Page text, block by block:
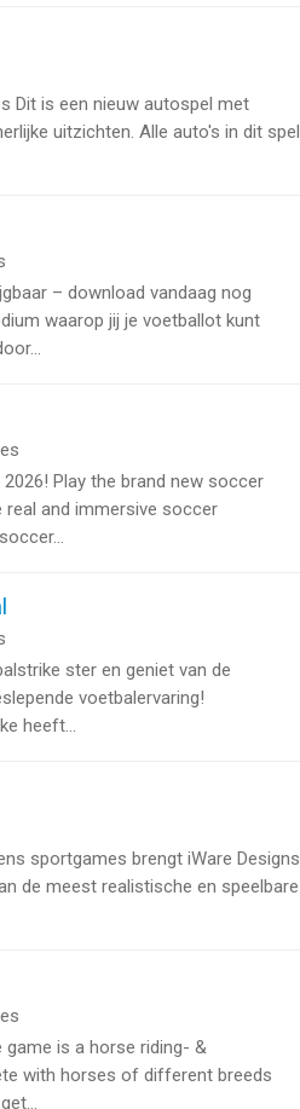
Dit is een nieuw autospel met
uitzichten. Alle auto's in dit spel
– download vandaag nog
waarop jij je voetballot kunt
2026! Play the brand new soccer
real and immersive soccer
ster en geniet van de
voetbalervaring!
heeft...
sportgames brengt iWare Designs
de meest realistische en speelbare
game is a horse riding- &
with horses of different breeds